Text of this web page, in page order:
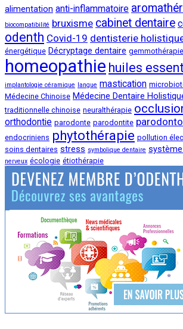
alimentation anti-inflammatoire
biocompatibilité bruxisme cabinet dentaire
odenth Covid-19 dentisterie
énergétique Décryptage dentaire gemmothérapie
homeopathie huiles
implantologie céramique langue mastication
Médecine Chinoise Médecine Dentaire
traditionnelle chinoise neuralthérapie
orthodontie parodonte parodontite
endocriniens phytothérapie pollution
soins dentaires stress symbolique dentaire
nerveux écologie étiothérapie